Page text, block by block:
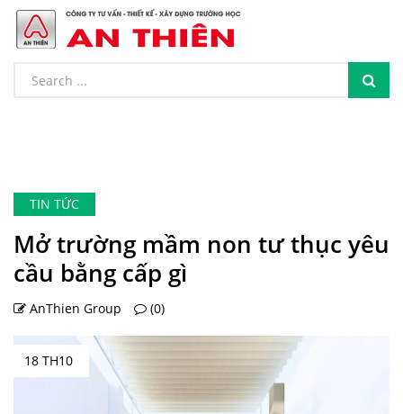
TIN TỨC
Mở trường mầm non tư thục yêu
cầu bằng cấp gì
AnThien Group (0)
18 TH10